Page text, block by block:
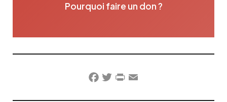
Pourquoi faire un don ?
Facebook
TwitterPrintFriendly
Email